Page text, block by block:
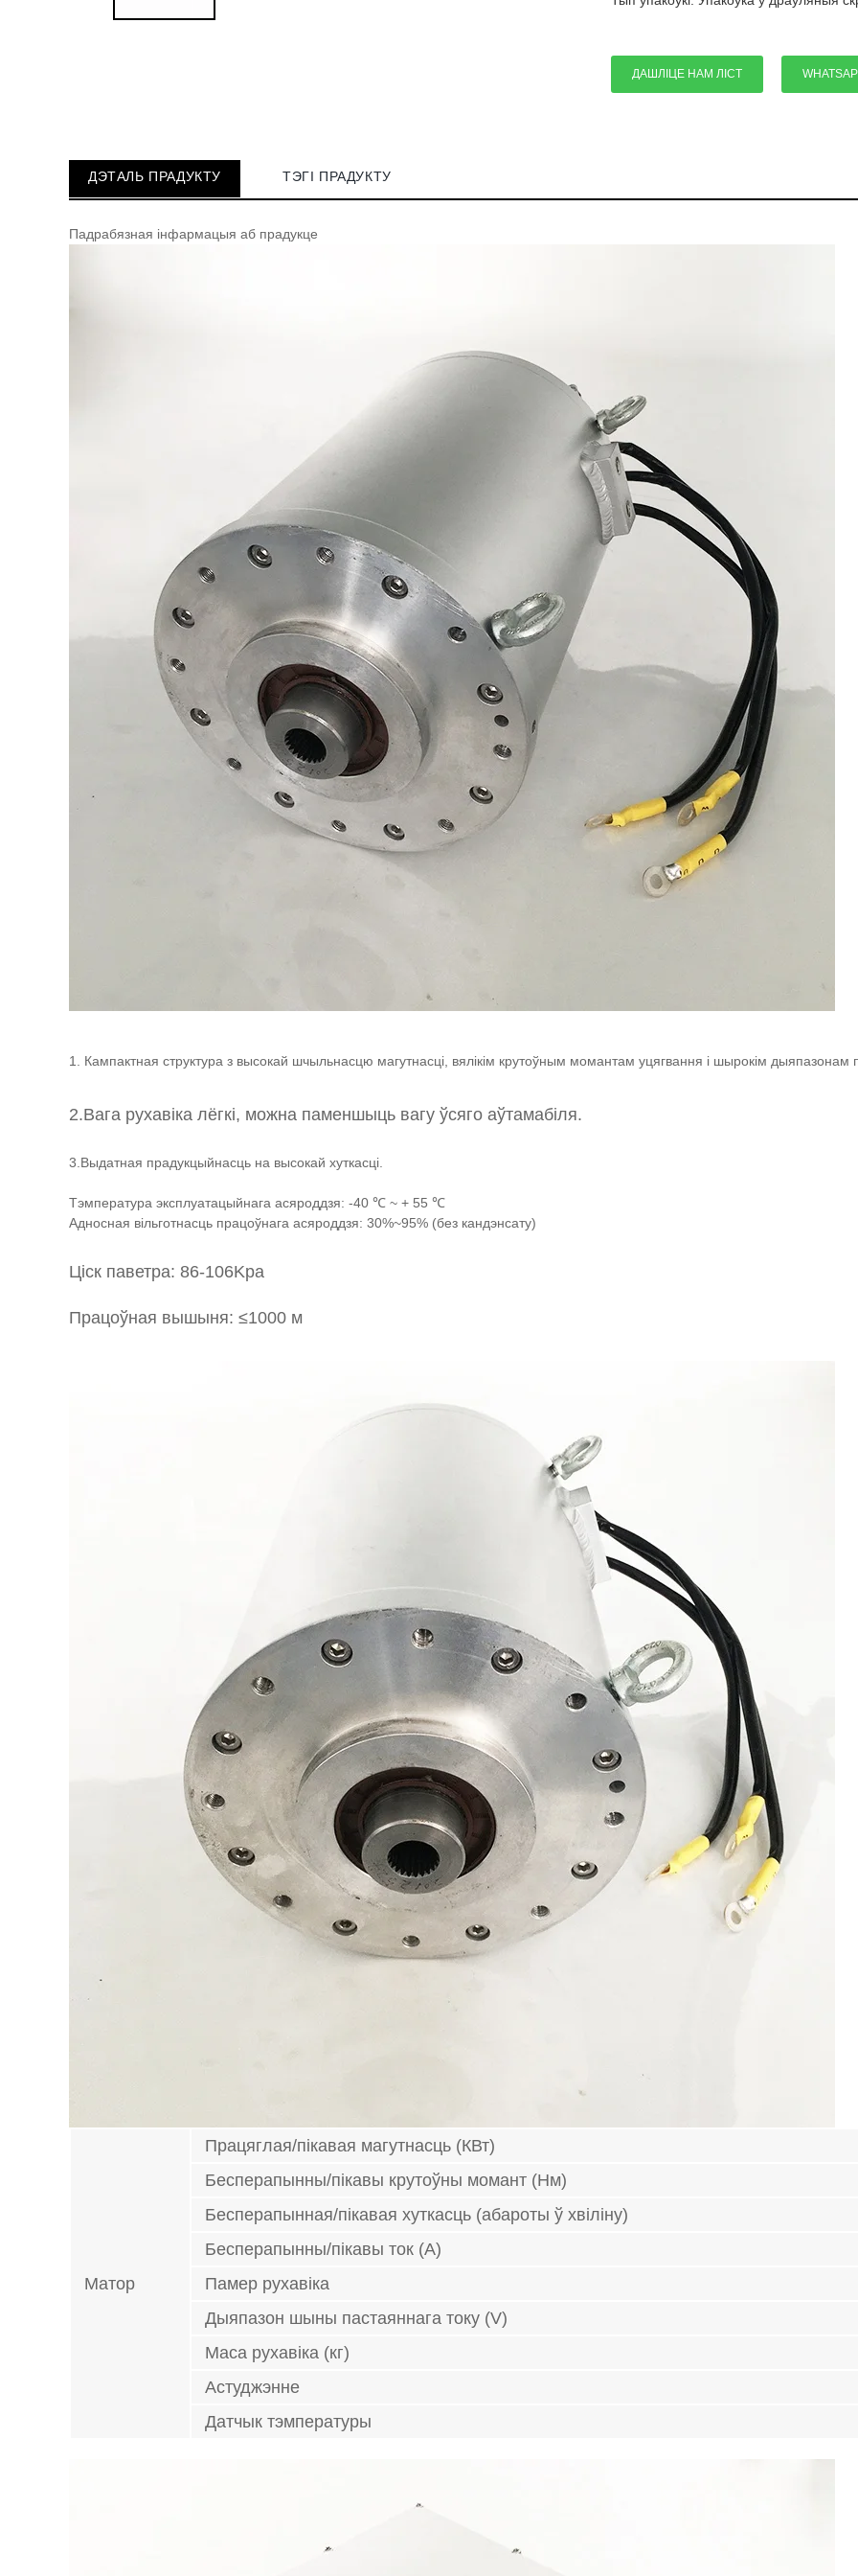
ДАШЛІЦЕ НАМ ЛІСТ
ДЭТАЛЬ ПРАДУКТУ ТЭГІ ПРАДУКТУ
Падрабязная інфармацыя аб прадукце
1. Кампактная структура з высокай шчыльнасцю магутнасці, вялікім крутоўным момантам уцягвання і шырокім дыяпазонам
2.Вага рухавіка лёгкі, можна паменшыць вагу ўсяго аўтамабіля.
3.Выдатная прадукцыйнасць на высокай хуткасці.
Тэмпература эксплуатацыйнага асяроддзя: -40 ℃ ~ + 55 ℃
Адносная вільготнасць працоўнага асяроддзя: 30%~95% (без кандэнсату)
Ціск паветра: 86-106Kpa
Працоўная вышыня: ≤1000 м
Матор
Працяглая/пікавая магутнасць (КВт)
Бесперапынны/пікавы крутоўны момант (Нм)
Бесперапынная/пікавая хуткасць (абароты ў хвіліну)
Бесперапынны/пікавы ток (A)
Памер рухавіка
Дыяпазон шыны пастаяннага току (V)
Маса рухавіка (кг)
Астуджэнне
Датчык тэмпературы